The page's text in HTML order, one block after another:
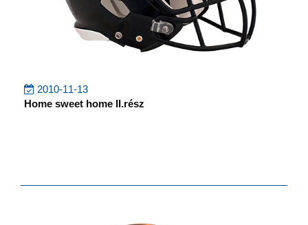
2010-11-13
Home sweet home II.rész